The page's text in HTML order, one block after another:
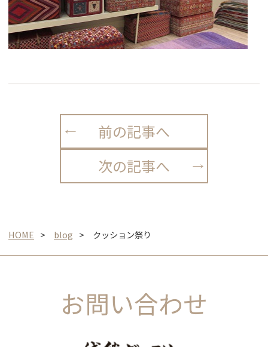
前の記事へ
次の記事へ
HOME blog クッション祭り
お問い合わせ